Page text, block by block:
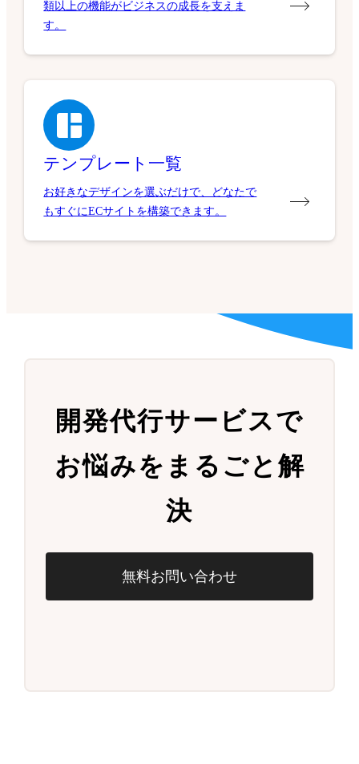
類以上の機能がビジネスの成長を支えま
す。
テンプレート一覧
お好きなデザインを選ぶだけで、どなたで
もすぐにECサイトを構築できます。
開発代行サービスで
お悩みをまるごと解
決
無料お問い合わせ